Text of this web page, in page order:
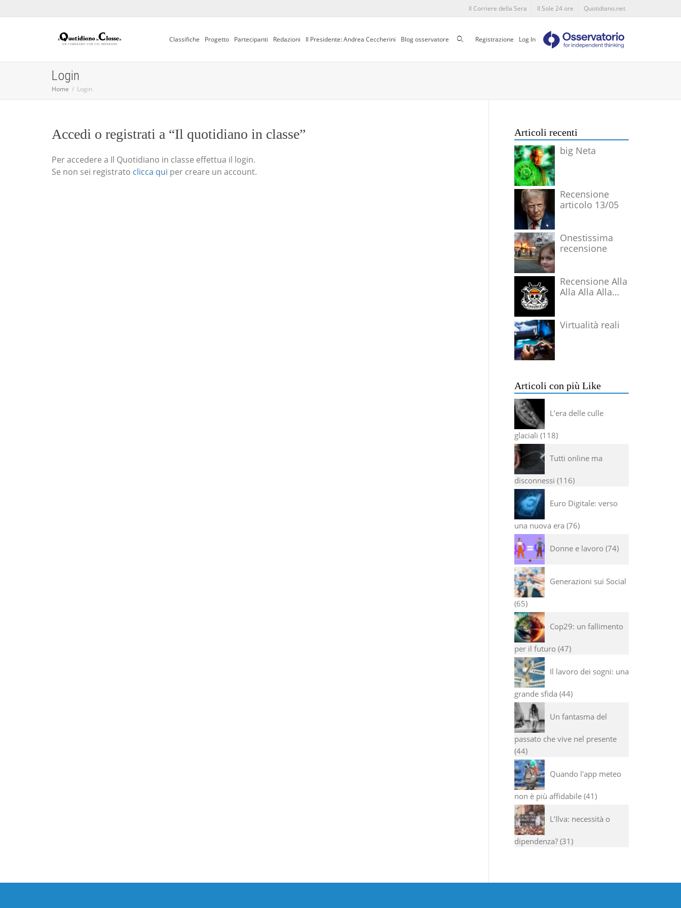
Il Corriere della Sera Il Sole 24 ore Quotidiano.net
Classifiche Progetto Partecipanti Redazioni Il Presidente: Andrea Ceccherini Blog osservatore CercaRegistrazione Log In
Login
Home Login
Accedi o registrati a “Il quotidiano in classe”
Per accedere a Il Quotidiano in classe effettua il login.
Se non sei registrato clicca qui per creare un account.
Articoli recenti
big Neta
Recensione
articolo 13/05
Onestissima
recensione
Recensione Alla
Alla Alla Alla
Virtualità reali
Articoli con più Like
L’era delle culle
glaciali 118
Tutti online ma
disconnessi 116
Euro Digitale: verso
una nuova era 76
Donne e lavoro 74
Generazioni sui Social
65
Cop29: un fallimento
per il futuro 47
Il lavoro dei sogni: una
grande sfida 44
Un fantasma del
passato che vive nel presente
44
Quando l'app meteo
non è più affidabile 41
L’Ilva: necessità o
dipendenza? 31